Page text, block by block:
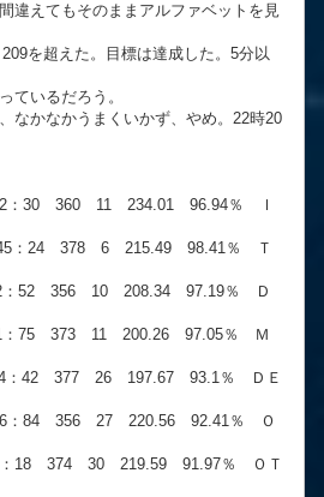
違えてもそのままアルファベットを見
を超えた。目標は達成した。5分以
ているだろう。
なかなかうまくいかず、やめ。22時20
：30 360 11 234.01 96.94％ Ｉ
：24 378 6 215.49 98.41％ Ｔ
52 356 10 208.34 97.19％ Ｄ
75 373 11 200.26 97.05％ Ｍ
：42 377 26 197.67 93.1％ ＤＥ
：84 356 27 220.56 92.41％ Ｏ
18 374 30 219.59 91.97％ ＯＴ